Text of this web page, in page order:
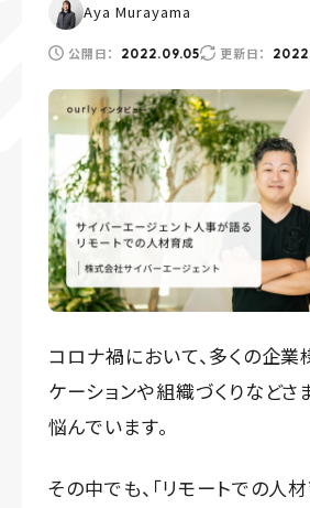
Aya Murayama
公開日： 2022.09.05 更新日：
コロナ禍において、多くの企業
ケーションや組織づくりなど
悩んでいます。
その中でも、「リモートでの人